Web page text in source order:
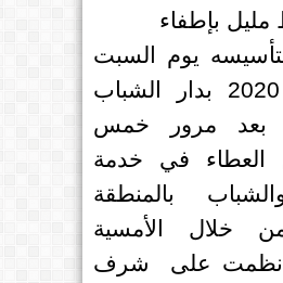
بإطفاء
5 لتأسيسه يوم السبت
22 فبراير 2020 بدار الشباب
بعد مرور خمس
في خدمة
بالمنطقة
خلال الأمسية
نظمت على
شرف